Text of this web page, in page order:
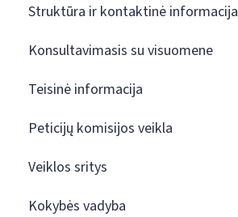
Struktūra ir kontaktinė informacija
Konsultavimasis su visuomene
Teisinė informacija
Peticijų komisijos veikla
Veiklos sritys
Kokybės vadyba